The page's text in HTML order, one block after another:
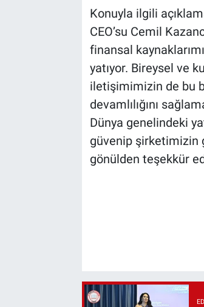
Konuyla ilgili
CEO’su Cemil
finansal
yatıyor. Bireysel ve
iletişimimizin de bu
devamlılığını
Dünya genelindeki
güvenip şirketimizin
gönülden teşekkür